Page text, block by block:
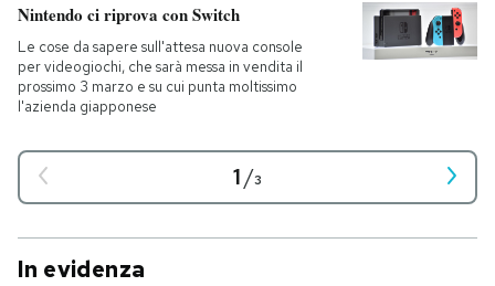
Nintendo ci riprova con Switch
Le cose da sapere sull'attesa nuova console
per videogiochi, che sarà messa in vendita il
prossimo 3 marzo e su cui punta moltissimo
l'azienda giapponese
1/3
In evidenza